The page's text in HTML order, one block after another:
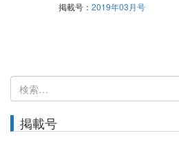
掲載号： 2019年03月号
検
索:
掲載号